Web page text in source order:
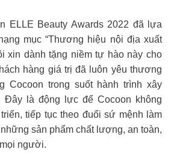
ELLE Beauty Awards 2022 đã lựa
mục “Thương hiệu nội địa xuất
xin dành tặng niềm tự hào này cho
hàng giá trị đã luôn yêu thương
Cocoon trong suốt hành trình xây
Đây là động lực để Cocoon không
tiếp tục theo đuổi sứ mệnh làm
sản phẩm chất lượng, an toàn,
người.